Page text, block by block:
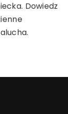
materialnych,
sobie z nimi
Dowiedz
ich